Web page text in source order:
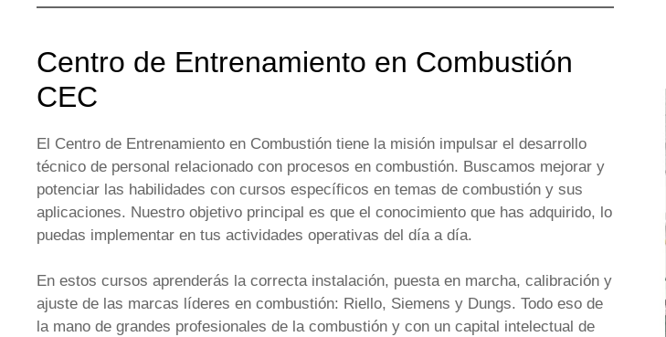
Centro de Entrenamiento en Combustión
CEC
El Centro de Entrenamiento en Combustión tiene la misión impulsar el desarrollo
técnico de personal relacionado con procesos en combustión. Buscamos mejorar y
potenciar las habilidades con cursos específicos en temas de combustión y sus
aplicaciones. Nuestro objetivo principal es que el conocimiento que has adquirido, lo
puedas implementar en tus actividades operativas del día a día.
En estos cursos aprenderás la correcta instalación, puesta en marcha, calibración y
ajuste de las marcas líderes en combustión: Riello, Siemens y Dungs. Todo eso de
la mano de grandes profesionales de la combustión y con un capital intelectual de